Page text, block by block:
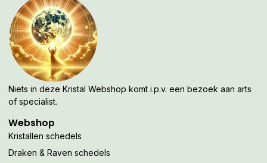
Niets in deze Kristal Webshop komt i.p.v. een bezoek aan arts
of specialist.
Webshop
Kristallen schedels
Draken & Raven schedels